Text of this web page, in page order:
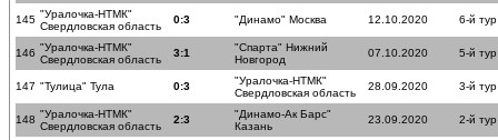
145 "Уралочка-НТМК"
Свердловская область
0:3 "Динамо" Москва 12.10.2020 6-й тур
146 "Уралочка-НТМК"
Свердловская область
3:1
"Спарта" Нижний
Новгород
07.10.2020 5-й тур
147 "Тулица" Тула 0:3
"Уралочка-НТМК"
Свердловская область
28.09.2020 3-й тур
148 "Уралочка-НТМК"
Свердловская область
2:3
"Динамо-Ак Барс"
Казань
23.09.2020 2-й тур